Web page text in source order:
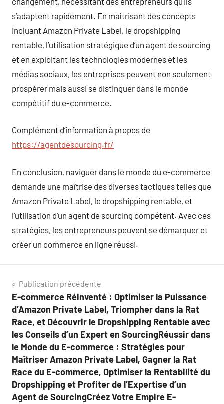
s’adaptent rapidement. En maîtrisant des concepts
incluant Amazon Private Label, le dropshipping
rentable, l’utilisation stratégique d’un agent de sourcing
et en exploitant les technologies modernes et les
médias sociaux, les entreprises peuvent non seulement
prospérer mais aussi se distinguer dans le monde
compétitif du e-commerce.
Complément d’information à propos de
https://agentdesourcing.fr/
En conclusion, naviguer dans le monde du e-commerce
demande une maîtrise des diverses tactiques telles que
Amazon Private Label, le dropshipping rentable, et
l’utilisation d’un agent de sourcing compétent. Avec ces
stratégies, les entrepreneurs peuvent se démarquer et
créer un commerce en ligne réussi.
Navigation
de
l’article
Publication précédente
E-commerce Réinventé : Optimiser la Puissance
d’Amazon Private Label, Triompher dans la Rat
Race, et Découvrir le Dropshipping Rentable avec
les Conseils d’un Expert en SourcingRéussir dans
le Monde du E-commerce : Stratégies pour
Maîtriser Amazon Private Label, Gagner la Rat
Race du E-commerce, Optimiser la Rentabilité du
Dropshipping et Profiter de l’Expertise d’un
Agent de SourcingCréez Votre Empire E-